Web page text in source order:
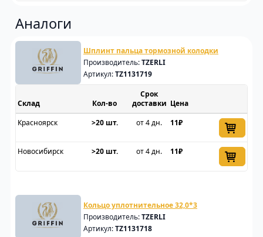
Аналоги
Шплинт пальца тормозной колодки
Производитель:TZERLI
Артикул:TZ1131719
Склад
Срок
доставки Цена
Красноярск
>20 шт. от 4 дн. 11₽
Новосибирск >20 шт. от 4 дн. 11₽
Кольцо уплотнительное 32,0*3
Производитель:TZERLI
Артикул:TZ1131718